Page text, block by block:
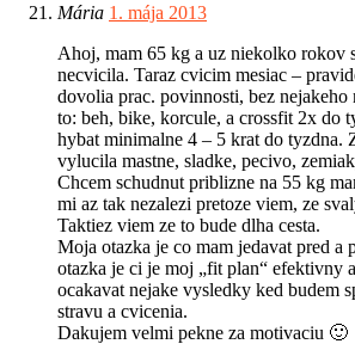
Mária 1. mája 2013
Ahoj, mam 65 kg a uz niekolko rokov
necvicila. Taraz cvicim mesiac –
dovolia prac. povinnosti, bez nejakeho
to: beh, bike, korcule, a crossfit 2x do
hybat minimalne 4 – 5 krat do tyzdna.
vylucila mastne, sladke, pecivo,
Chcem schudnut priblizne na 55 kg
mi az tak nezalezi pretoze viem, ze
Taktiez viem ze to bude dlha cesta.
Moja otazka je co mam jedavat pred a
otazka je ci je moj „fit plan“ efektivny
ocakavat nejake vysledky ked budem
stravu a cvicenia.
Dakujem velmi pekne za motivaciu 🙂